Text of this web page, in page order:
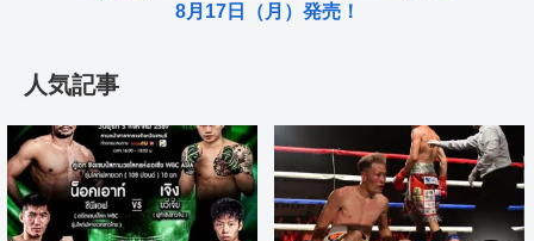
8月17日（月）発売！
人気記事